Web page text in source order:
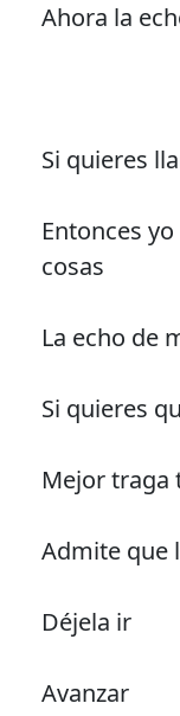
Ahora la
Si quieres
Entonces
cosas
La echo de
Si quieres
Mejor traga
Admite que
Déjela ir
Avanzar